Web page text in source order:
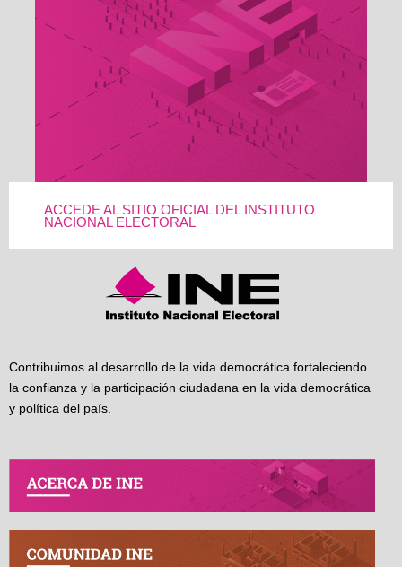
ACCEDE AL SITIO OFICIAL DEL INSTITUTO
NACIONAL ELECTORAL
Contribuimos al desarrollo de la vida democrática fortaleciendo
la confianza y la participación ciudadana en la vida democrática
y política del país.